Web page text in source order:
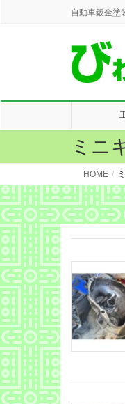
自動車鈑金塗
ミニ
HOME